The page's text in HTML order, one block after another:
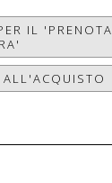
IL 'PRENOTA